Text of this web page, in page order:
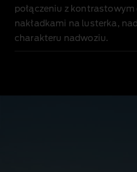
połączeniu z kontrastowym
nakładkami na lusterka,
charakteru nadwoziu.